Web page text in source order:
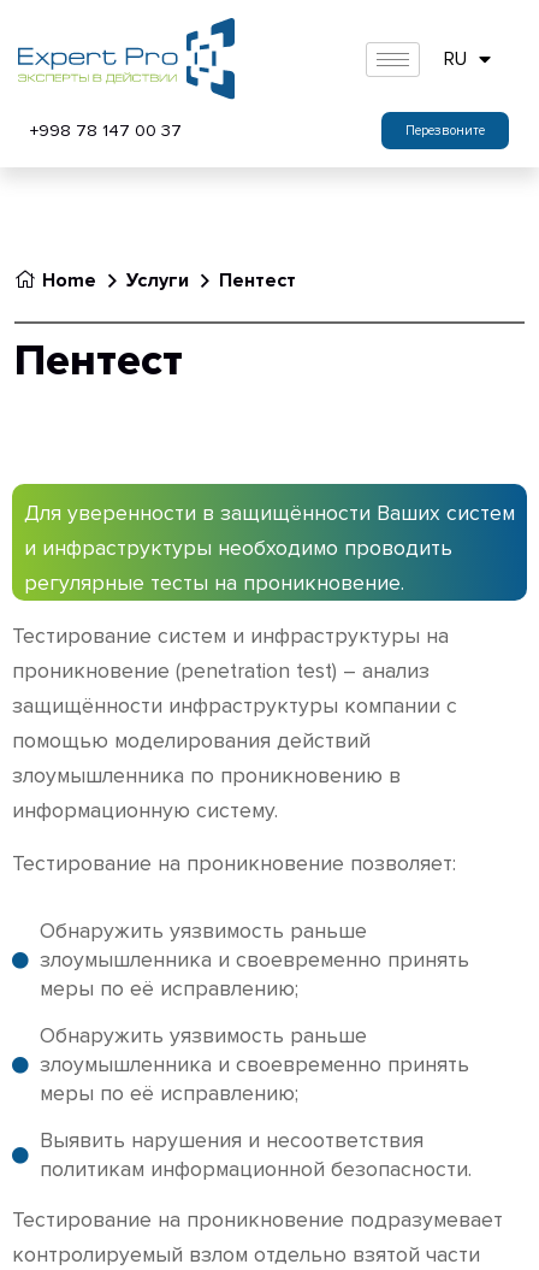
RU
+998 78 147 00 37 Перезвоните
Home Услуги Пентест
Пентест
Для уверенности в защищённости Ваших систем
и инфраструктуры необходимо проводить
регулярные тесты на проникновение.
Тестирование систем и инфраструктуры на
проникновение (penetration test) – анализ
защищённости инфраструктуры компании с
помощью моделирования действий
злоумышленника по проникновению в
информационную систему.
Тестирование на проникновение позволяет:
Обнаружить уязвимость раньше
злоумышленника и своевременно принять
меры по её исправлению;
Обнаружить уязвимость раньше
злоумышленника и своевременно принять
меры по её исправлению;
Выявить нарушения и несоответствия
политикам информационной безопасности.
Тестирование на проникновение подразумевает
контролируемый взлом отдельно взятой части